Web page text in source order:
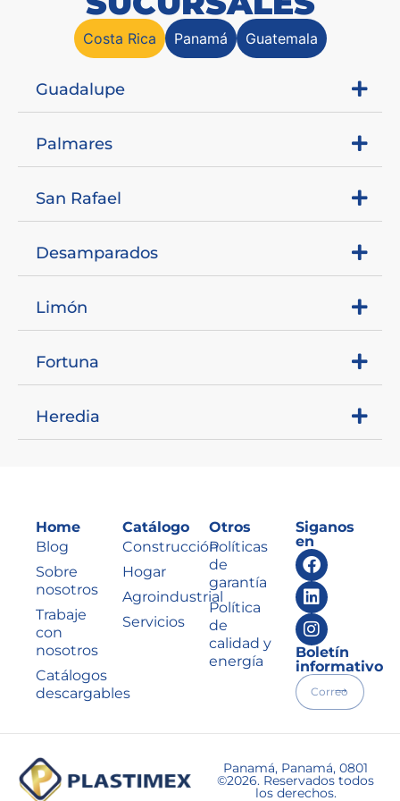
Costa Rica Panamá Guatemala
Guadalupe
Palmares
San Rafael
Desamparados
Limón
Fortuna
Heredia
Home
Blog
Sobre
nosotros
Trabaje
con
nosotros
Catálogos
descargables
Catálogo
Construcción
Hogar
Agroindustrial
Servicios
Otros
Políticas
de
garantía
Política
de
calidad y
energía
Siganos
en
Boletín
informativo
Panamá, Panamá, 0801
©2026. Reservados todos
los derechos.